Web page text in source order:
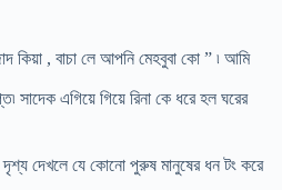
কিয়া , বাচা লে আপনি মেহবুবা কো ” ৷ আমি
সাদেক এগিয়ে গিয়ে রিনা কে ধরে হল ঘরের
দৃশ্য দেখলে যে কোনো পুরুষ মানুষের ধন টং করে